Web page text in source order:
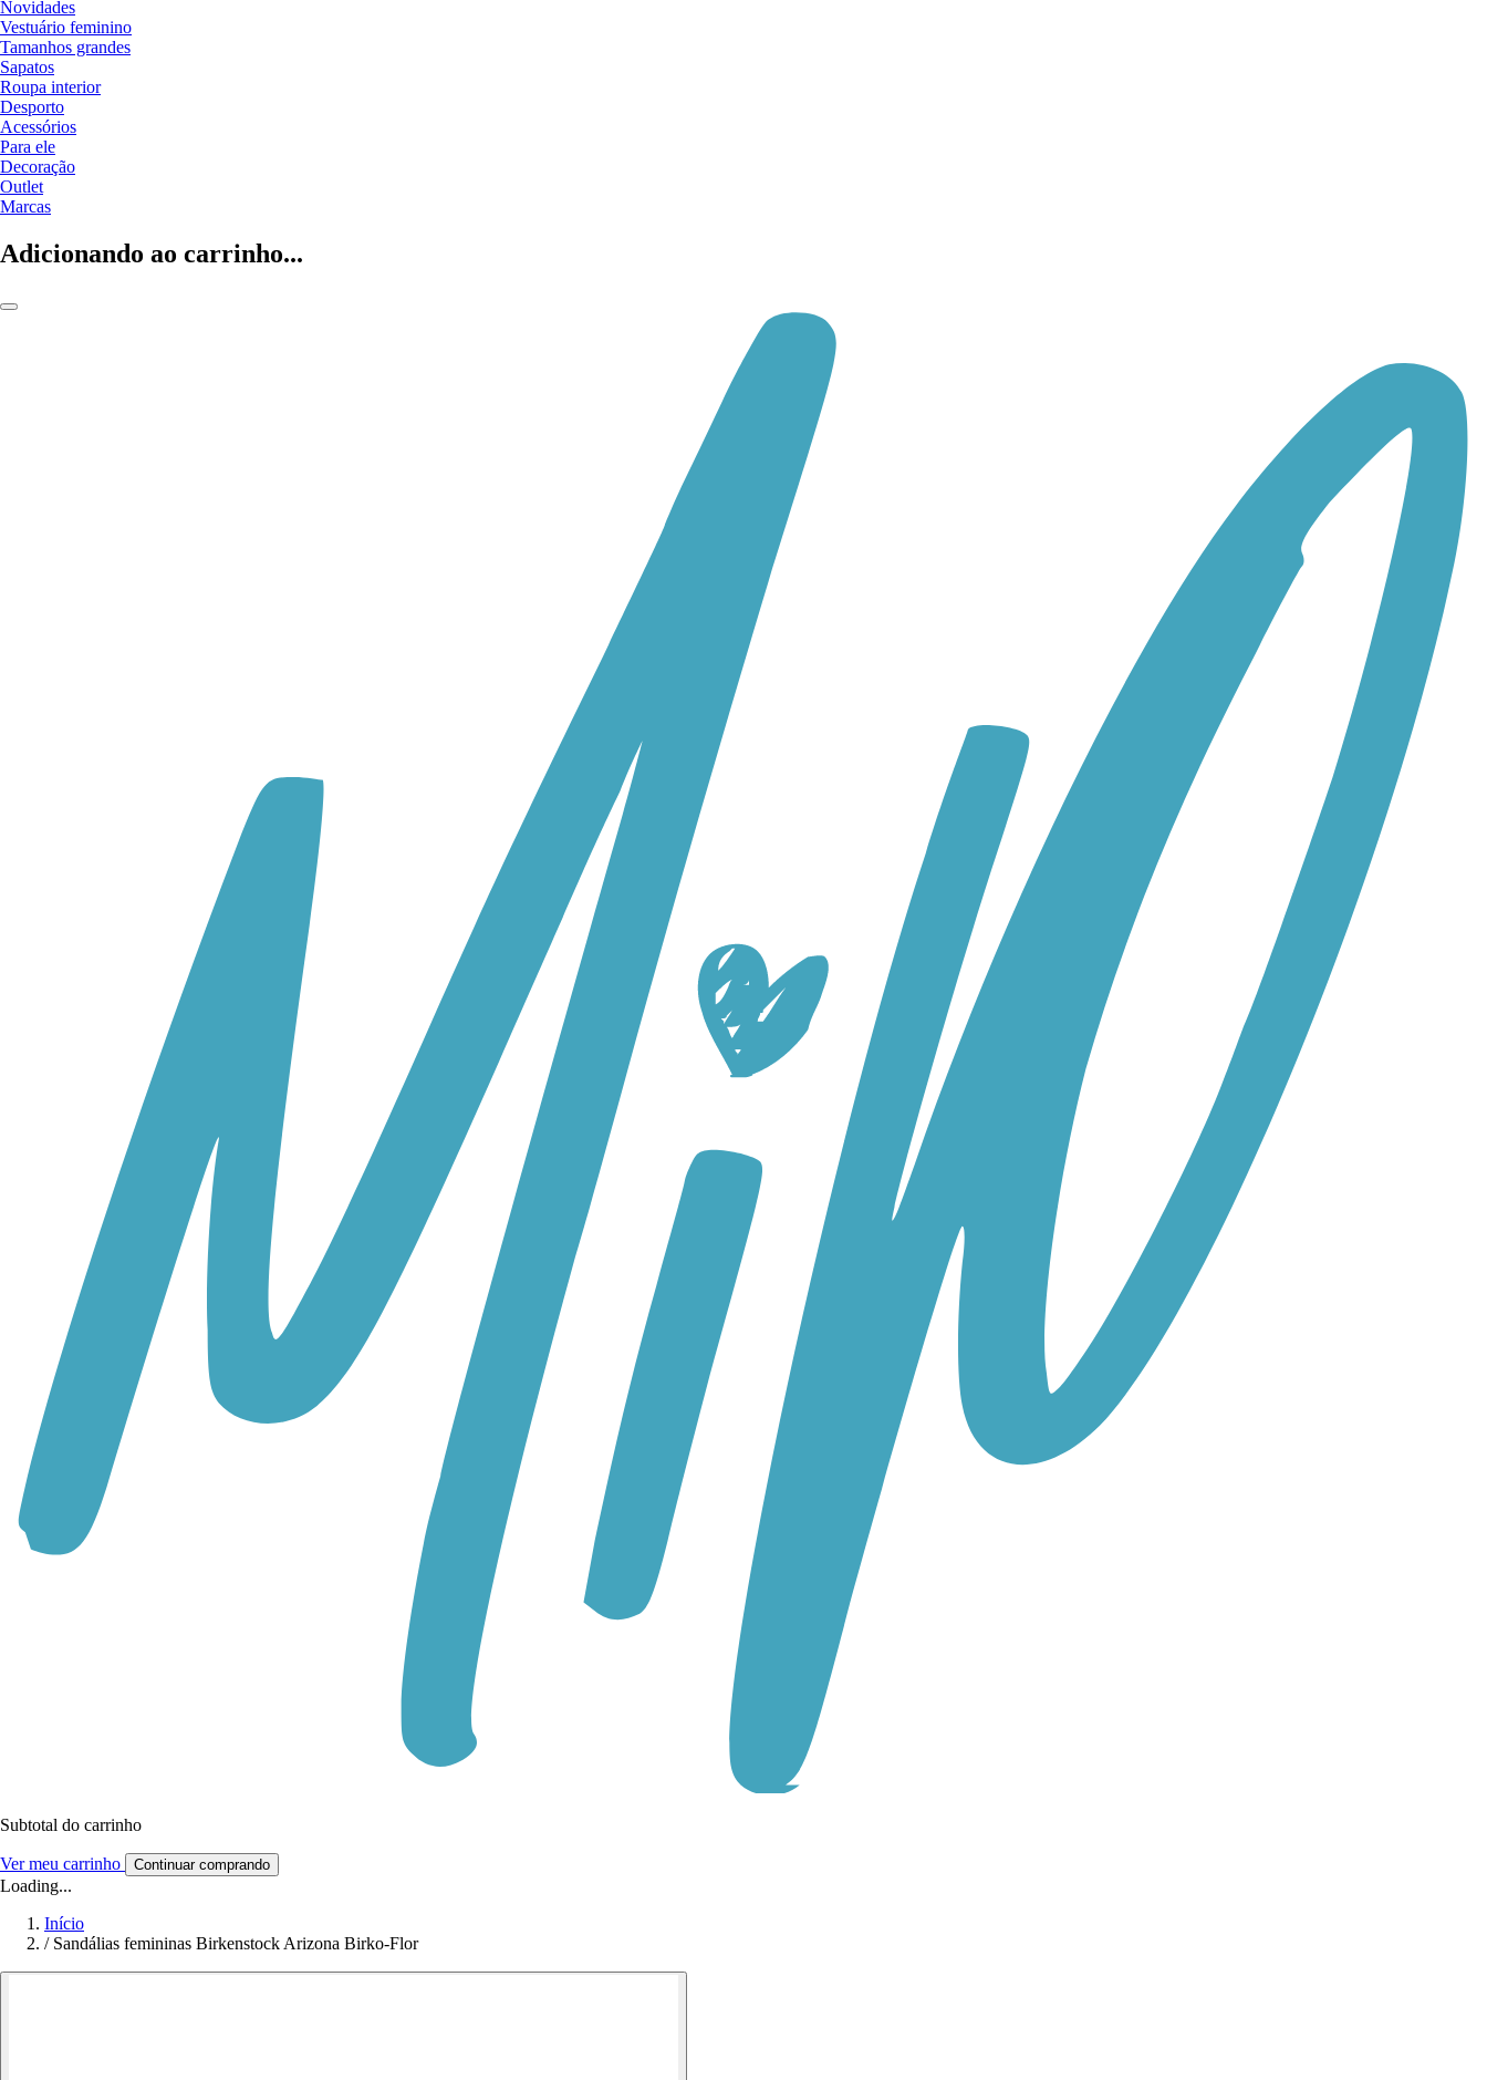
Novidades
Vestuário feminino
Tamanhos grandes
Sapatos
Roupa interior
Desporto
Acessórios
Para ele
Decoração
Outlet
Marcas
Adicionando ao carrinho...
Subtotal do carrinho
Ver meu carrinho Continuar comprando
Loading...
Início
/ Sandálias femininas Birkenstock Arizona Birko-Flor